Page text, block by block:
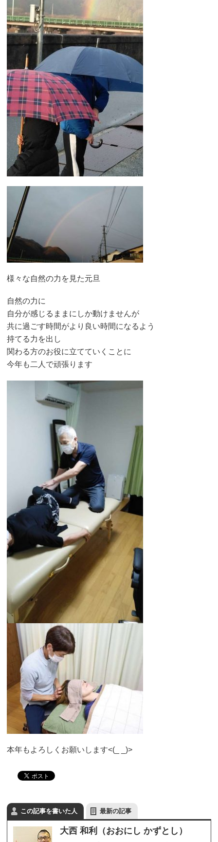
様々な自然の力を見た元旦
自然の力に
自分が感じるままにしか動けませんが
共に過ごす時間がより良い時間になるよう
持てる力を出し
関わる方のお役に立てていくことに
今年も二人で頑張ります
本年もよろしくお願いします<(_ _)>
この記事を書いた人 最新の記事
大西 和利（おおにし かずとし）